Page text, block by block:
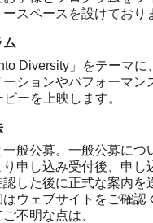
スペースを設けており
ム
Diversity」をテーマに
ーションやパフォーマン
ーを上映します。
一般公募。一般公募につ
申し込み受付後、申し
した後に正式な案内を
ウェブサイトをご確認
不明な点は、